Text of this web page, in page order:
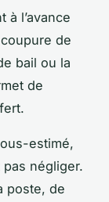
l’avance
de
bail ou la
de
estimé,
négliger.
poste, de